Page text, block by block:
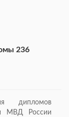
236
дипломов
МВД России